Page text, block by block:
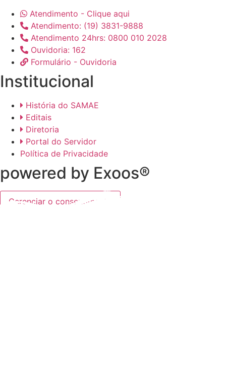
Atendimento - Clique aqui
Atendimento: (19) 3831-9888
Atendimento 24hrs: 0800 010 2028
Ouvidoria: 162
Formulário - Ouvidoria
Institucional
História do SAMAE
Editais
Diretoria
Portal do Servidor
Política de Privacidade
powered by Exoos®
Gerenciar o consentimento